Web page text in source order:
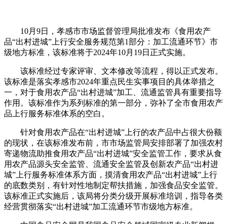
10月9日，孝感市市场监督管理局批准发布《食用农产
品“出村进城”上行安全服务规范第1部分：加工流通环节》市
级地方标准，该标准将于2024年10月19日正式实施。
该标准经过专家评审、文本修改等流程，得以正式发布。
该标准是落实孝感市2024年重点民生实事项目的具体举措之
一，对于食用农产品“出村进城”加工、流通监管具有重要指导
作用。该标准作为系列标准的第一部分，弥补了全市食用农产
品上行服务标准体系的空白。
针对食用农产品在“出村进城”上行的农产品中占很大份额
的现状，在该标准发布前，市市场监管局安排部署了加强农村
寄递物流助推食用农产品“出村进城”安全监管工作，要求从食
用农产品源头安全监管、流通安全监管及创新农产品“出村进
城”上行服务标准体系方面，摸清食用农产品“出村进城”上行
的底数类别，有针对性地制定帮扶措施，加强食品安全监管。
该标准正式实施后，该局将分类分级开展标准培训，指导各类
经营贯彻落实“出村进城”加工流通环节市级地方标准。